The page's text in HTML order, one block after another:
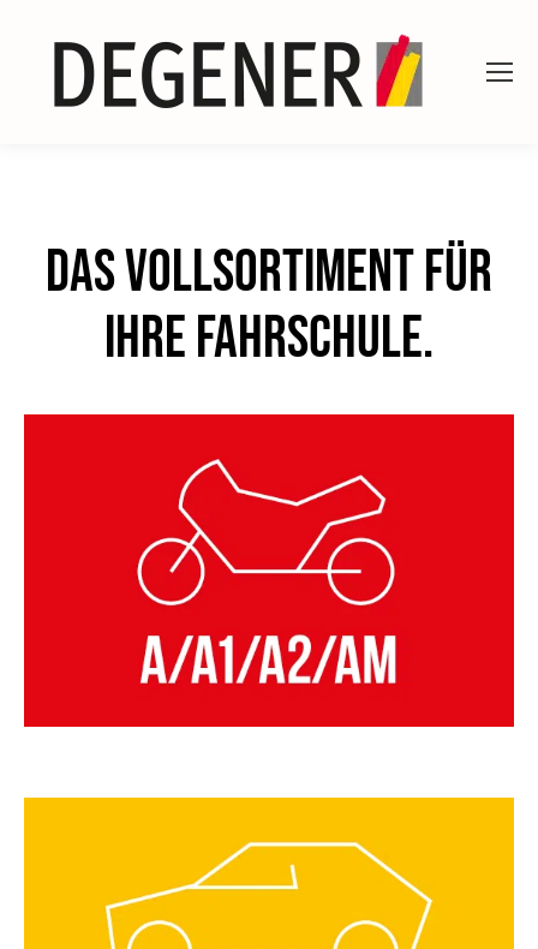
Das Vollsortiment für
Ihre Fahrschule.